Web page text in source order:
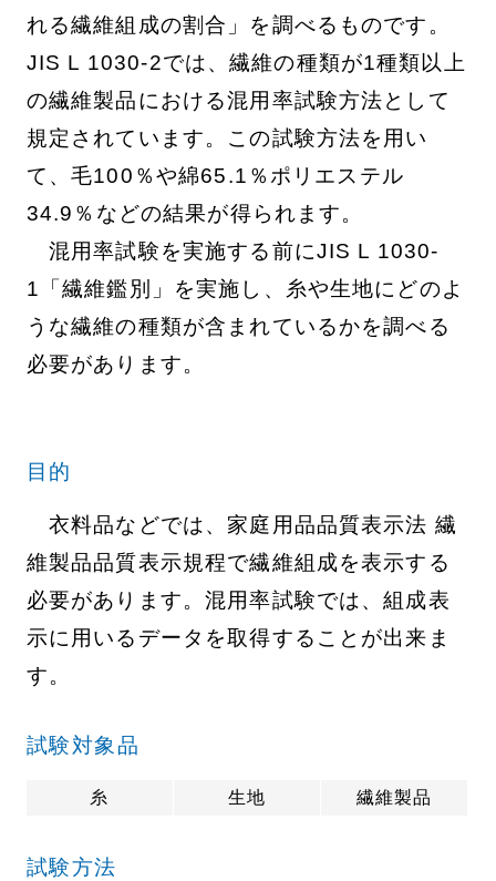
れる繊維組成の割合」を調べるものです。
JIS L 1030-2では、繊維の種類が1種類以上
の繊維製品における混用率試験方法として
規定されています。この試験方法を用い
て、毛100％や綿65.1％ポリエステル
34.9％などの結果が得られます。
混用率試験を実施する前にJIS L 1030-
1「繊維鑑別」を実施し、糸や生地にどのよ
うな繊維の種類が含まれているかを調べる
必要があります。
目的
衣料品などでは、家庭用品品質表示法 繊
維製品品質表示規程で繊維組成を表示する
必要があります。混用率試験では、組成表
示に用いるデータを取得することが出来ま
す。
試験対象品
糸 生地 繊維製品
試験方法